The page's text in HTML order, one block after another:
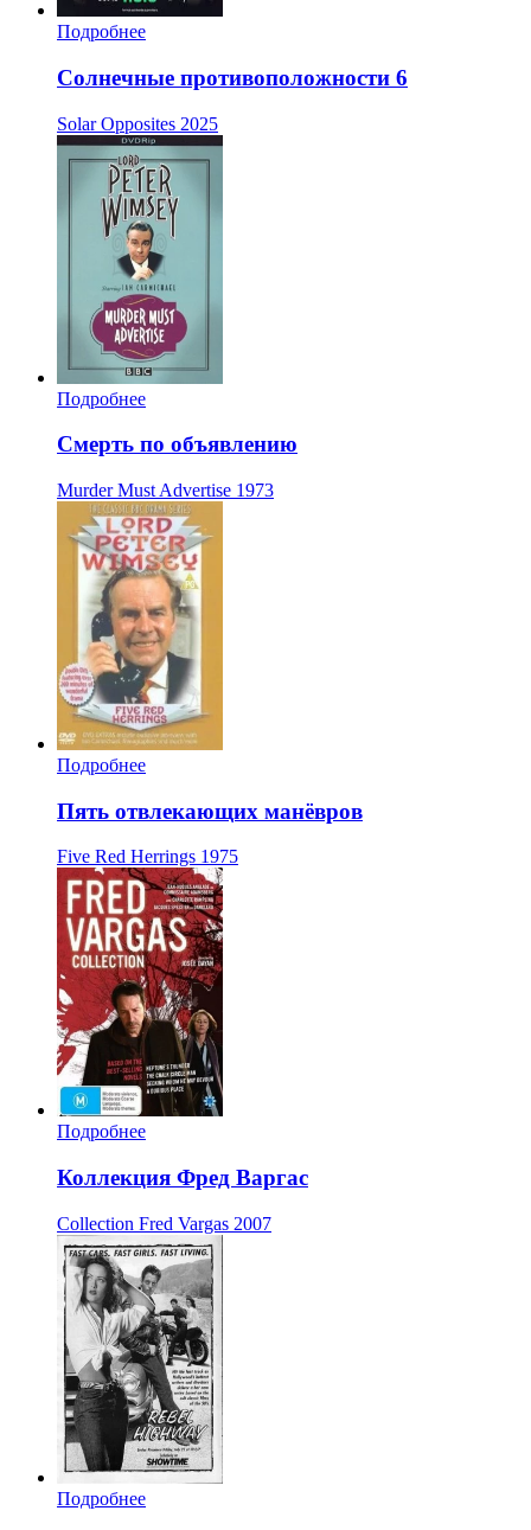
Подробнее
Солнечные противоположности 6
Solar Opposites 2025
Подробнее
Смерть по объявлению
Murder Must Advertise 1973
Подробнее
Пять отвлекающих манёвров
Five Red Herrings 1975
Подробнее
Коллекция Фред Варгас
Collection Fred Vargas 2007
Подробнее